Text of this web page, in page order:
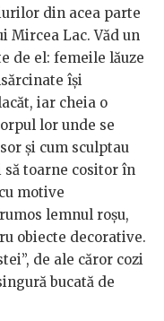
din acea parte
Mircea Lac. Văd un
de el: femeile lăuze
își
iar cheia o
lor unde se
și cum sculptau
toarne cositor în
motive
lemnul roșu,
obiecte decorative.
de ale căror cozi
bucată de